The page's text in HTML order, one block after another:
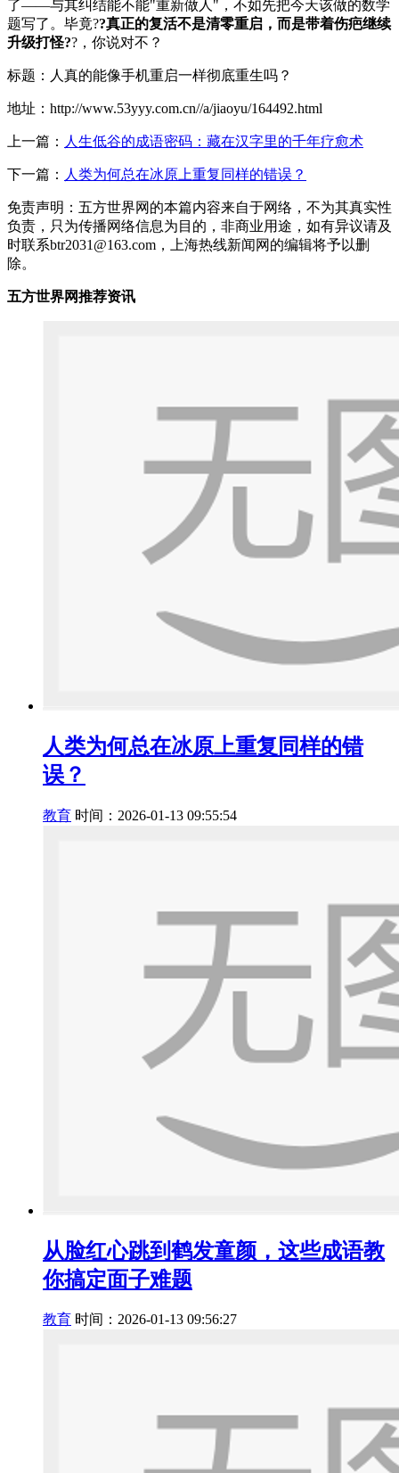
了——与其纠结能不能"重新做人"，不如先把今天该做的数学
题写了。毕竟??真正的复活不是清零重启，而是带着伤疤继续
升级打怪??，你说对不？
标题：人真的能像手机重启一样彻底重生吗？
地址：http://www.53yyy.com.cn//a/jiaoyu/164492.html
上一篇： 人生低谷的成语密码：藏在汉字里的千年疗愈术
下一篇： 人类为何总在冰原上重复同样的错误？
免责声明：五方世界网的本篇内容来自于网络，不为其真实性
负责，只为传播网络信息为目的，非商业用途，如有异议请及
时联系btr2031@163.com，上海热线新闻网的编辑将予以删
除。
五方世界网推荐资讯
人类为何总在冰原上重复同样的错
误？
教育 时间：2026-01-13 09:55:54
从脸红心跳到鹤发童颜，这些成语教
你搞定面子难题
教育 时间：2026-01-13 09:56:27